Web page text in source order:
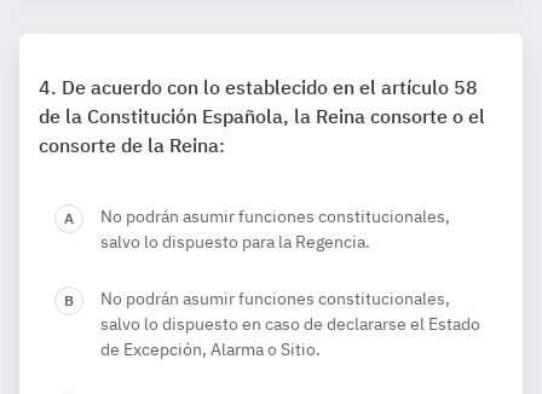
De acuerdo con lo establecido en el artículo 58
de la Constitución Española, la Reina consorte o el
consorte de la Reina:
No podrán asumir funciones constitucionales,
salvo lo dispuesto para la Regencia.
No podrán asumir funciones constitucionales,
salvo lo dispuesto en caso de declararse el Estado
de Excepción, Alarma o Sitio.